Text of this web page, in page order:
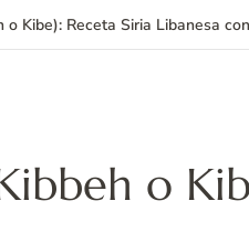
o Kibe): Receta Siria Libanesa
o